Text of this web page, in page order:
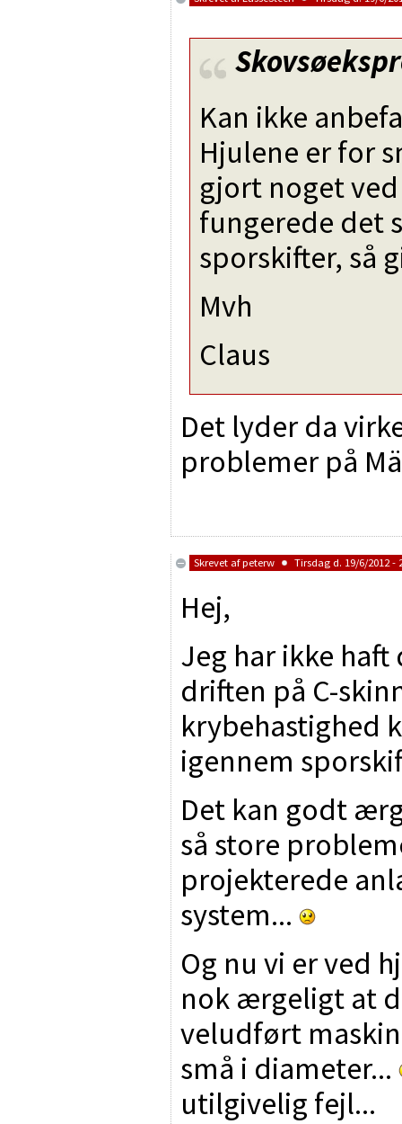
Kan ikke
Hjulene er for
gjort noget
fungerede det
sporskifter, så
Mvh
Claus
Det lyder da
problemer på
Skrevet afpeterw Tirsdag d. 19/6/2012 -
Hej,
Jeg har ikke
driften på C-
krybehastighed
igennem
Det kan godt
så store
projekterede
system...
Og nu vi er ved
nok ærgeligt at
veludført
små i diameter...
utilgivelig fejl...